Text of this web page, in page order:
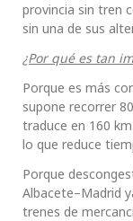
provincia sin tren
sin una de sus
¿Por qué es tan
Porque es más
supone recorrer
traduce en 160
lo que reduce
Porque
Albacete–Madrid
trenes de